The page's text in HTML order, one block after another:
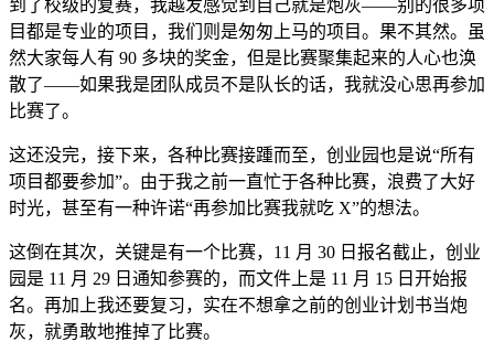
到了校级的复赛，我越发感觉到自己就是炮灰——别的很多项
目都是专业的项目，我们则是匆匆上马的项目。果不其然。虽
然大家每人有 90 多块的奖金，但是比赛聚集起来的人心也涣
散了——如果我是团队成员不是队长的话，我就没心思再参加
比赛了。
这还没完，接下来，各种比赛接踵而至，创业园也是说“所有
项目都要参加”。由于我之前一直忙于各种比赛，浪费了大好
时光，甚至有一种许诺“再参加比赛我就吃 X”的想法。
这倒在其次，关键是有一个比赛，11 月 30 日报名截止，创业
园是 11 月 29 日通知参赛的，而文件上是 11 月 15 日开始报
名。再加上我还要复习，实在不想拿之前的创业计划书当炮
灰，就勇敢地推掉了比赛。